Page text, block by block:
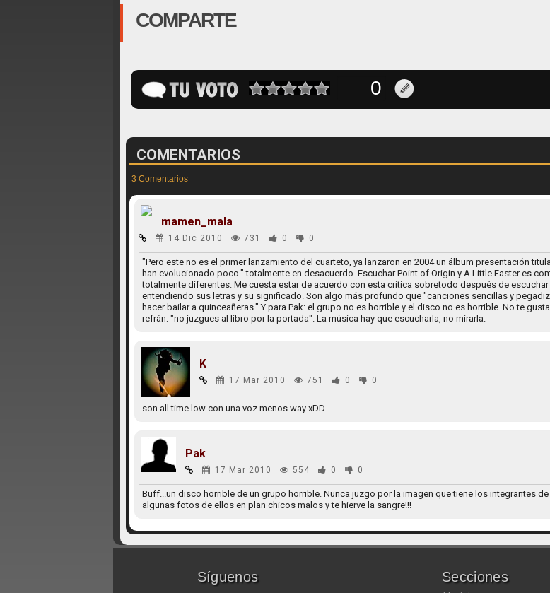
COMPARTE
COMENTARIOS
3 Comentarios
mamen_mala
14 Dic 2010 731 0 0
"Pero este no es el primer lanzamiento del cuarteto, ya lanzaron en 2004 un álbum presentación
han evolucionado poco." totalmente en desacuerdo. Escuchar Point of Origin y A Little Faster es
totalmente diferentes. Me cuesta estar de acuerdo con esta crítica sobretodo después de
entendiendo sus letras y su significado. Son algo más profundo que "canciones sencillas y
hacer bailar a quinceañeras." Y para Pak: el grupo no es horrible y el disco no es horrible. No te
refrán: "no juzgues al libro por la portada". La música hay que escucharla, no mirarla.
K
17 Mar 2010 751 0 0
son all time low con una voz menos way xDD
Pak
17 Mar 2010 554 0 0
Buff...un disco horrible de un grupo horrible. Nunca juzgo por la imagen que tiene los integrantes
algunas fotos de ellos en plan chicos malos y te hierve la sangre!!!
Síguenos Secciones